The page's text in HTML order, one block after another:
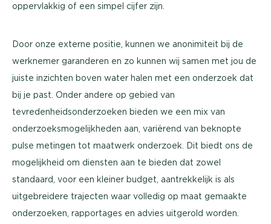
oppervlakkig of een simpel cijfer zijn.
Door onze externe positie, kunnen we anonimiteit bij de
werknemer garanderen en zo kunnen wij samen met jou de
juiste inzichten boven water halen met een onderzoek dat
bij je past. Onder andere op gebied van
tevredenheidsonderzoeken bieden we een mix van
onderzoeksmogelijkheden aan, variërend van beknopte
pulse metingen tot maatwerk onderzoek. Dit biedt ons de
mogelijkheid om diensten aan te bieden dat zowel
standaard, voor een kleiner budget, aantrekkelijk is als
uitgebreidere trajecten waar volledig op maat gemaakte
onderzoeken, rapportages en advies uitgerold worden.